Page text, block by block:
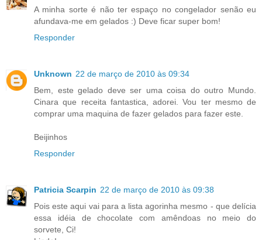
A minha sorte é não ter espaço no congelador senão eu
afundava-me em gelados :) Deve ficar super bom!
Responder
Unknown 22 de março de 2010 às 09:34
Bem, este gelado deve ser uma coisa do outro Mundo.
Cinara que receita fantastica, adorei. Vou ter mesmo de
comprar uma maquina de fazer gelados para fazer este.
Beijinhos
Responder
Patricia Scarpin 22 de março de 2010 às 09:38
Pois este aqui vai para a lista agorinha mesmo - que delícia
essa idéia de chocolate com amêndoas no meio do
sorvete, Ci!